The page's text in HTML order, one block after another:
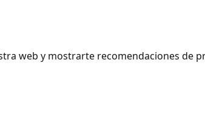
web y mostrarte recomendaciones de